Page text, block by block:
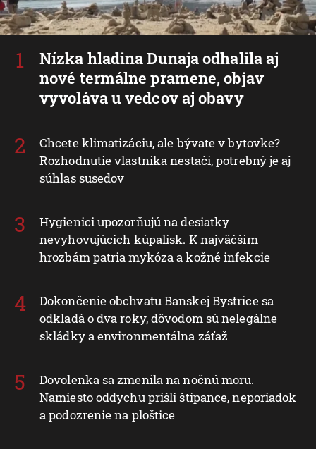
Nízka hladina Dunaja odhalila aj
nové termálne pramene, objav
vyvoláva u vedcov aj obavy
Chcete klimatizáciu, ale bývate v bytovke?
Rozhodnutie vlastníka nestačí, potrebný je aj
súhlas susedov
Hygienici upozorňujú na desiatky
nevyhovujúcich kúpalísk. K najväčším
hrozbám patria mykóza a kožné infekcie
Dokončenie obchvatu Banskej Bystrice sa
odkladá o dva roky, dôvodom sú nelegálne
skládky a environmentálna záťaž
Dovolenka sa zmenila na nočnú moru.
Namiesto oddychu prišli štípance, neporiadok
a podozrenie na ploštice